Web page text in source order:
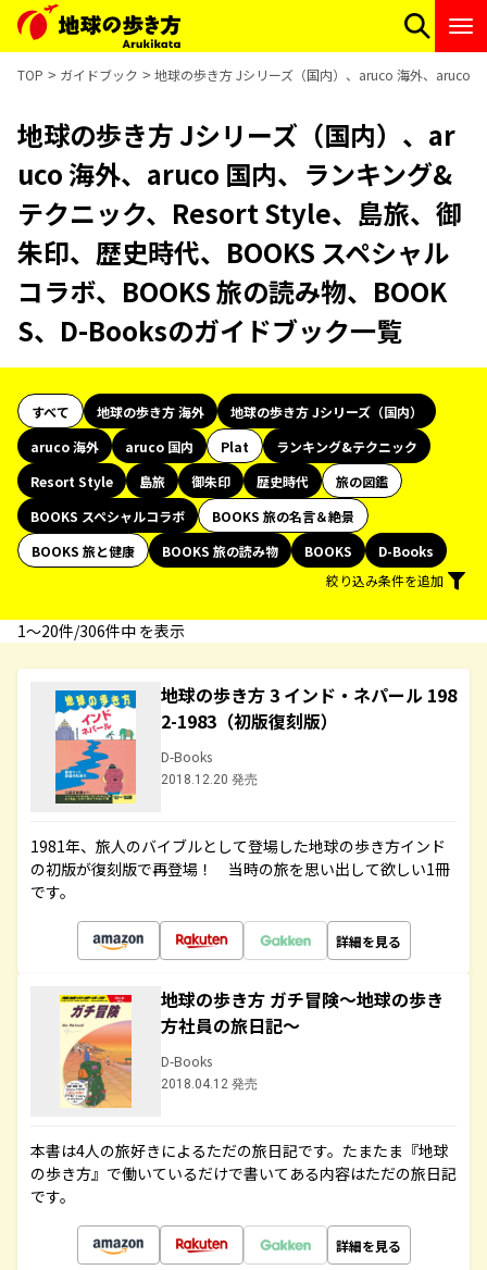
TOP ガイドブック 地球の歩き方 Jシリーズ（国内）、aruco 海外、aruco
地球の歩き方 Jシリーズ（国内）、ar
uco 海外、aruco 国内、ランキング&
テクニック、Resort Style、島旅、御
朱印、歴史時代、BOOKS スペシャル
コラボ、BOOKS 旅の読み物、BOOK
S、D-Booksのガイドブック一覧
すべて 地球の歩き方 海外
地球の歩き方 Jシリーズ（国内）
aruco 海外
aruco 国内 Plat
ランキング&テクニック
Resort Style
島旅 御朱印 歴史時代
旅の図鑑
BOOKS スペシャルコラボ
BOOKS 旅の名言＆絶景
BOOKS 旅と健康
BOOKS 旅の読み物 BOOKS
D-Books
絞り込み条件を追加
1〜20件/306件中 を表示
地球の歩き方 3 インド・ネパール 198
2-1983（初版復刻版）
D-Books
2018.12.20 発売
1981年、旅人のバイブルとして登場した地球の歩き方インド
の初版が復刻版で再登場！ 当時の旅を思い出して欲しい1冊
です。
詳細を見る
地球の歩き方 ガチ冒険～地球の歩き
方社員の旅日記～
D-Books
2018.04.12 発売
本書は4人の旅好きによるただの旅日記です。たまたま『地球
の歩き方』で働いているだけで書いてある内容はただの旅日記
です。
詳細を見る